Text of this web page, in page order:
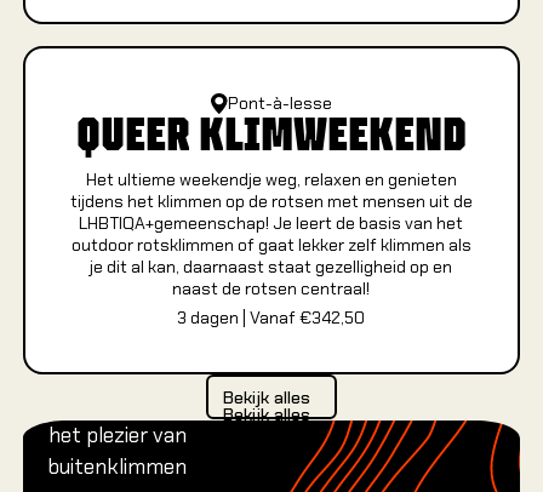
Over
Nieuws
Pont-à-lesse
QUEER KLIMWEEKEND
Het ultieme weekendje weg, relaxen en genieten
tijdens het klimmen op de rotsen met mensen uit de
LHBTIQA+gemeenschap! Je leert de basis van het
outdoor rotsklimmen of gaat lekker zelf klimmen als
je dit al kan, daarnaast staat gezelligheid op en
naast de rotsen centraal!
3 dagen |Vanaf €342,50
Bekijk alles
Bekijk alles
Bekijk alles
het plezier van
buitenklimmen